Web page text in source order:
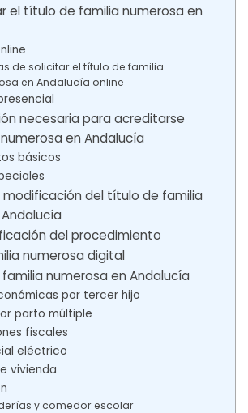
el título de familia numerosa en
de solicitar el título de familia
en Andalucía online
necesaria para acreditarse
en Andalucía
básicos
modificación del título de familia
del procedimiento
numerosa digital
numerosa en Andalucía
por tercer hijo
parto múltiple
fiscales
eléctrico
vivienda
y comedor escolar